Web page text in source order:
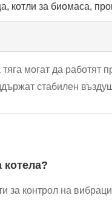
котли за биомаса,
могат да работят
стабилен
котела?
за контрол на